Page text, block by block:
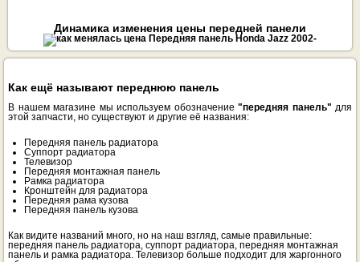
Динамика изменения цены передней панели
Как ещё называют переднюю панель
В нашем магазине мы используем обозначение "передняя панель" для
этой запчасти, но существуют и другие её названия:
Передняя панель радиатора
Суппорт радиатора
Телевизор
Передняя монтажная панель
Рамка радиатора
Кронштейн для радиатора
Передняя рама кузова
Передняя панель кузова
Как видите названий много, но на наш взгляд, самые правильные:
передняя панель радиатора, суппорт радиатора, передняя монтажная
панель и рамка радиатора. Телевизор больше подходит для жаргонного